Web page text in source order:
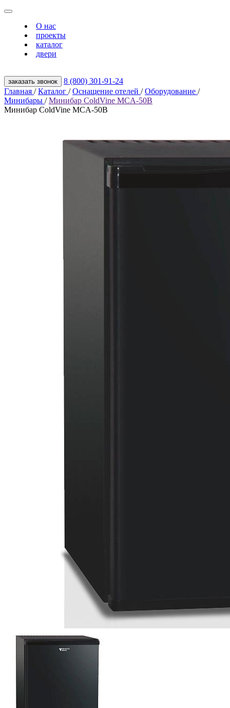
О нас
проекты
каталог
двери
заказать звонок
8 (800) 301‑91‑24
Главная / Каталог / Оснащение отелей / Оборудование /
Минибары / Минибар ColdVine MCA-50B
Минибар ColdVine MCA-50B